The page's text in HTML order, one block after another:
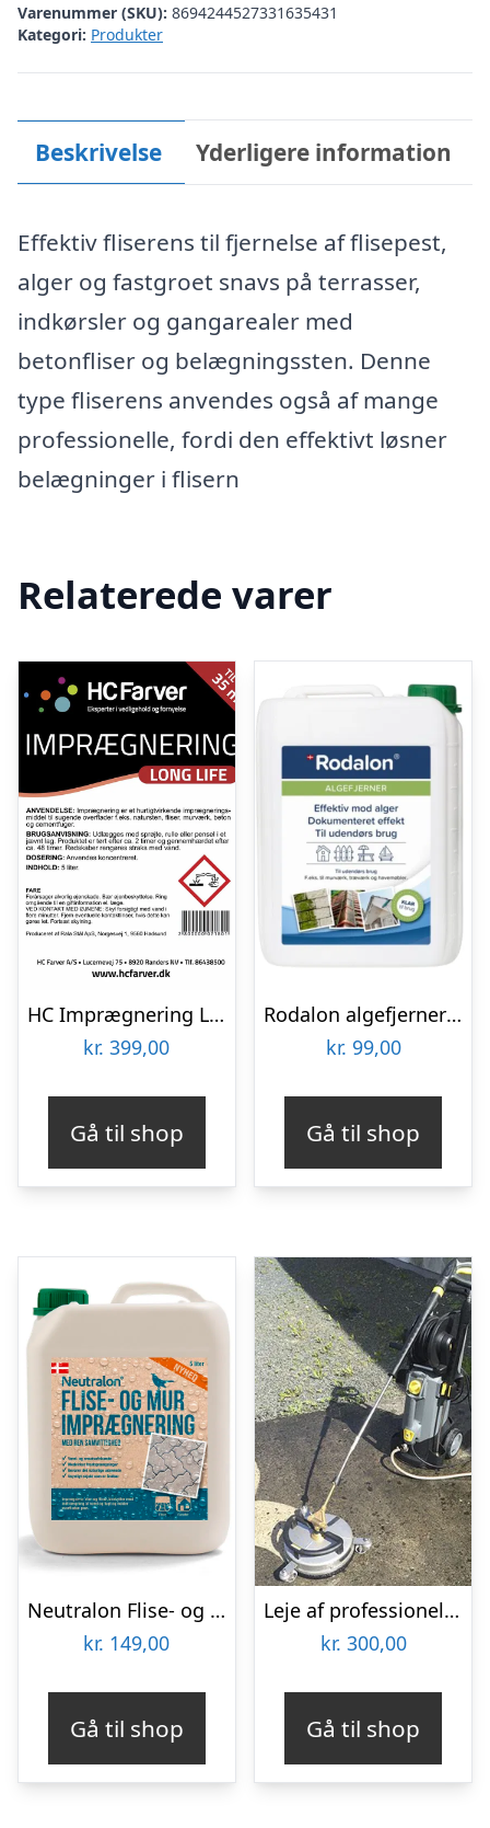
Varenummer (SKU): 8694244527331635431
Kategori: Produkter
Beskrivelse Yderligere information
Effektiv fliserens til fjernelse af flisepest,
alger og fastgroet snavs på terrasser,
indkørsler og gangarealer med
betonfliser og belægningssten. Denne
type fliserens anvendes også af mange
professionelle, fordi den effektivt løsner
belægninger i flisern
Relaterede varer
HC Imprægnering Long Life 5 L
kr. 399,00
Gå til shop
Rodalon algefjerner – 5 L
kr. 99,00
Gå til shop
Neutralon Flise- og Murimprægnering 5 L
kr. 149,00
Gå til shop
Leje af professionel Fliserenser – Fra 300 kr.
kr. 300,00
Gå til shop